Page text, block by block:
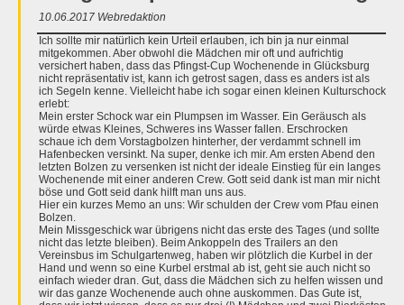
10.06.2017 Webredaktion
Ich sollte mir natürlich kein Urteil erlauben, ich bin ja nur einmal
mitgekommen. Aber obwohl die Mädchen mir oft und aufrichtig
versichert haben, dass das Pfingst-Cup Wochenende in Glücksburg
nicht repräsentativ ist, kann ich getrost sagen, dass es anders ist als
ich Segeln kenne. Vielleicht habe ich sogar einen kleinen Kulturschock
erlebt:
Mein erster Schock war ein Plumpsen im Wasser. Ein Geräusch als
würde etwas Kleines, Schweres ins Wasser fallen. Erschrocken
schaue ich dem Vorstagbolzen hinterher, der verdammt schnell im
Hafenbecken versinkt. Na super, denke ich mir. Am ersten Abend den
letzten Bolzen zu versenken ist nicht der ideale Einstieg für ein langes
Wochenende mit einer anderen Crew. Gott seid dank ist man mir nicht
böse und Gott seid dank hilft man uns aus.
Hier ein kurzes Memo an uns: Wir schulden der Crew vom Pfau einen
Bolzen.
Mein Missgeschick war übrigens nicht das erste des Tages (und sollte
nicht das letzte bleiben). Beim Ankoppeln des Trailers an den
Vereinsbus im Schulgartenweg, haben wir plötzlich die Kurbel in der
Hand und wenn so eine Kurbel erstmal ab ist, geht sie auch nicht so
einfach wieder dran. Gut, dass die Mädchen sich zu helfen wissen und
wir das ganze Wochenende auch ohne auskommen. Das Gute ist,